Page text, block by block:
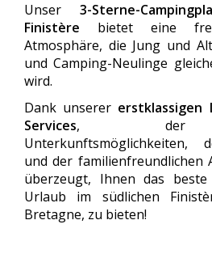
Unser 3-Sterne-
Finistère bietet eine
Atmosphäre, die Jung und
und Camping-Neulinge
wird.
Dank unserer erstklassigen
Services, der
Unterkunftsmöglichkeiten,
und der familienfreundlichen
überzeugt, Ihnen das
Urlaub im südlichen
Bretagne, zu bieten!